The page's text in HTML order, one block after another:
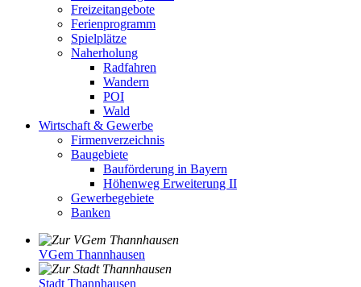
Freizeitangebote
Ferienprogramm
Spielplätze
Naherholung
Radfahren
Wandern
POI
Wald
Wirtschaft & Gewerbe
Firmenverzeichnis
Baugebiete
Bauförderung in Bayern
Höhenweg Erweiterung II
Gewerbegebiete
Banken
VGem Thannhausen
Stadt Thannhausen